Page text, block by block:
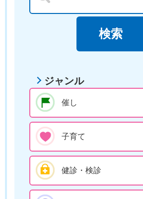
ジャンル
催し
子育て
健診・検診